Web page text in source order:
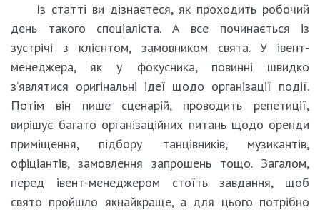
Із статті ви дізнаєтеся, як проходить робочий
день такого спеціаліста. А все починається із
зустрічі з клієнтом, замовником свята. У івент-
менеджера, як у фокусника, повинні швидко
з’являтися оригінальні ідеї щодо організації події.
Потім він пише сценарій, проводить репетиції,
вирішує багато організаційних питань щодо оренди
приміщення, підбору танцівників, музикантів,
офіціантів, замовлення запрошень тощо. Загалом,
перед івент-менеджером стоїть завдання, щоб
свято пройшло якнайкраще, а для цього потрібно